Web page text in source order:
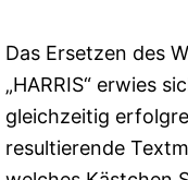
Das Ersetzen des
„HARRIS“ erwies
gleichzeitig
resultierende